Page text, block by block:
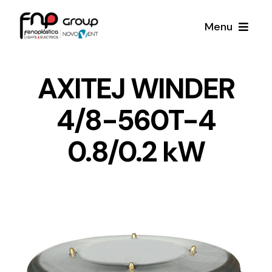
Menu
Noticias
Proyectos
AXITEJ WINDER
4/8-560T-4
0.8/0.2 kW